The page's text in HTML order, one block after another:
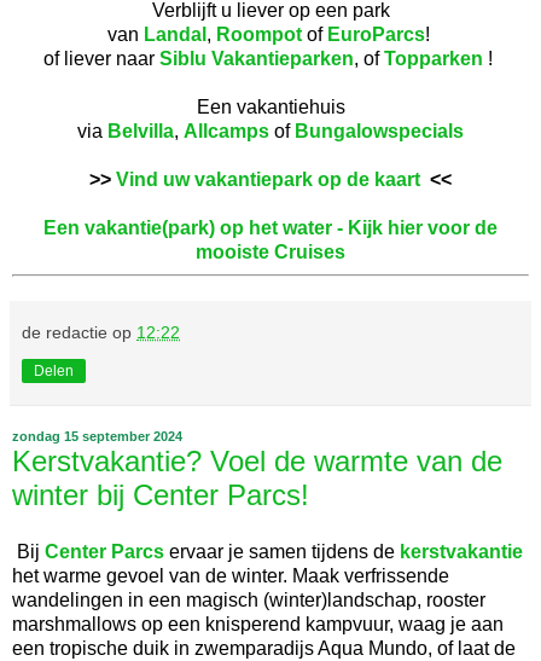
Verblijft u liever op een park
van Landal , Roompotof EuroParcs!
of liever naar Siblu Vakantieparken, ofTopparken !
Een vakantiehuis
via Belvilla, Allcamps of Bungalowspecials
>> Vind uw vakantiepark op de kaart <<
Een vakantie(park) op het water - Kijk hier voor de
mooiste Cruises
de redactie op 12:22
Delen
zondag 15 september 2024
Kerstvakantie? Voel de warmte van de
winter bij Center Parcs!
Bij Center Parcs ervaar je samen tijdens de kerstvakantie
het warme gevoel van de winter. Maak verfrissende
wandelingen in een magisch (winter)landschap, rooster
marshmallows op een knisperend kampvuur, waag je aan
een tropische duik in zwemparadijs Aqua Mundo, of laat de